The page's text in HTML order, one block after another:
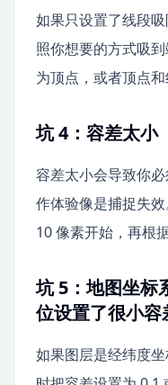
如果只设置了线段
照你想要的方式吸
为顶点，或者顶点和
坑 4：容差太小
容差太小会导致你
作体验像是捕捉失
10 像素开始，再根
坑 5：地图坐标
位设置了很小容
如果图层是经纬度